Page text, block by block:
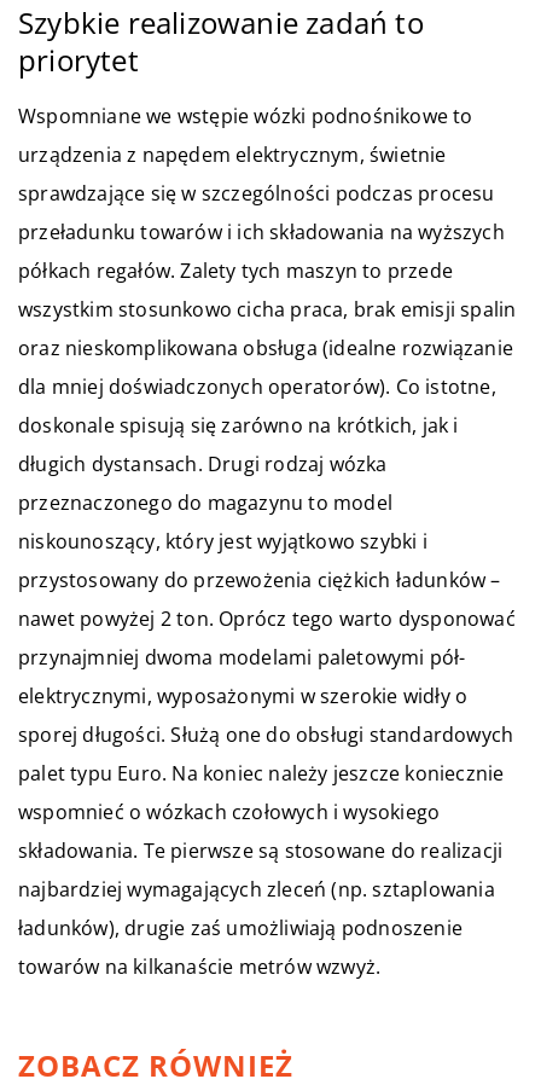
Szybkie realizowanie zadań to
priorytet
Wspomniane we wstępie wózki podnośnikowe to
urządzenia z napędem elektrycznym, świetnie
sprawdzające się w szczególności podczas procesu
przeładunku towarów i ich składowania na wyższych
półkach regałów. Zalety tych maszyn to przede
wszystkim stosunkowo cicha praca, brak emisji spalin
oraz nieskomplikowana obsługa (idealne rozwiązanie
dla mniej doświadczonych operatorów). Co istotne,
doskonale spisują się zarówno na krótkich, jak i
długich dystansach. Drugi rodzaj wózka
przeznaczonego do magazynu to model
niskounoszący, który jest wyjątkowo szybki i
przystosowany do przewożenia ciężkich ładunków –
nawet powyżej 2 ton. Oprócz tego warto dysponować
przynajmniej dwoma modelami paletowymi pół-
elektrycznymi, wyposażonymi w szerokie widły o
sporej długości. Służą one do obsługi standardowych
palet typu Euro. Na koniec należy jeszcze koniecznie
wspomnieć o wózkach czołowych i wysokiego
składowania. Te pierwsze są stosowane do realizacji
najbardziej wymagających zleceń (np. sztaplowania
ładunków), drugie zaś umożliwiają podnoszenie
towarów na kilkanaście metrów wzwyż.
ZOBACZ RÓWNIEŻ